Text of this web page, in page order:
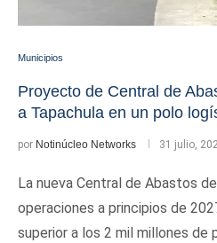
Municipios
Proyecto de Central de
a Tapachula en un polo
por Notinúcleo Networks 31 julio,
La nueva Central de Abastos
operaciones a principios de
superior a los 2 mil millones de